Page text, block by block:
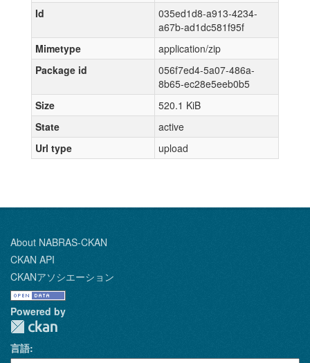
Id
035ed1d8-a913-4234-
a67b-ad1dc581f95f
Mimetype
application/zip
Package id
056f7ed4-5a07-486a-
8b65-ec28e5eeb0b5
Size
520.1 KiB
State
active
Url type
upload
About NABRAS-CKAN
CKAN API
CKANアソシエーション
Powered by
言語